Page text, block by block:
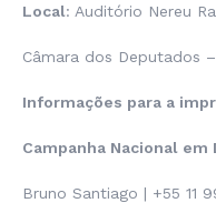
Local: Auditório Nereu
Câmara dos Deputados
Informações para a
Campanha Nacional em
Bruno Santiago | +55 11